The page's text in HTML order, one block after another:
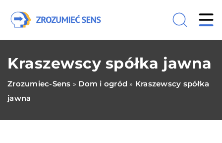
Kraszewscy spółka jawna
Zrozumiec-Sens » Dom i ogród » Kraszewscy spółka
jawna